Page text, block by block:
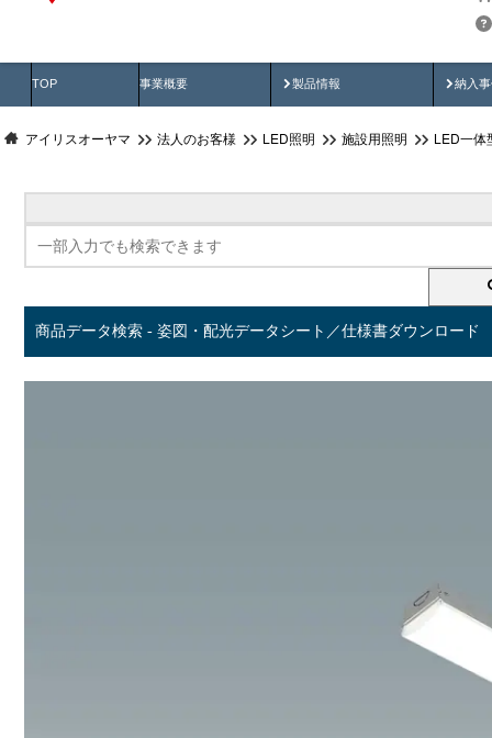
TOP 事業概要 製品情報
製品動画 納入
納
アイリスオーヤマ 法人のお客様 LED照明 施設用照明 LED一体
商品データ検索 - 姿図・配光データシート／仕様書ダウンロード